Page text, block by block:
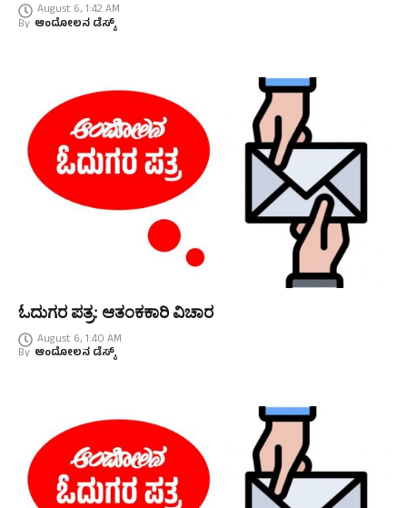
August 6, 1:42 AM
By ಆಂದೋಲನ ಡೆಸ್ಕ್
ಓದುಗರ ಪತ್ರ: ಆತಂಕಕಾರಿ ವಿಚಾರ
August 6, 1:40 AM
By ಆಂದೋಲನ ಡೆಸ್ಕ್